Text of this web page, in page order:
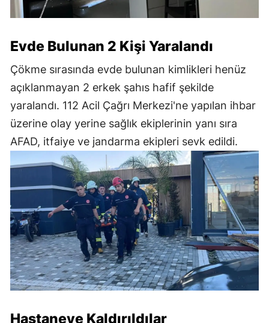
Evde Bulunan 2 Kişi Yaralandı
Çökme sırasında evde bulunan kimlikleri henüz
açıklanmayan 2 erkek şahıs hafif şekilde
yaralandı. 112 Acil Çağrı Merkezi'ne yapılan ihbar
üzerine olay yerine sağlık ekiplerinin yanı sıra
AFAD, itfaiye ve jandarma ekipleri sevk edildi.
Hastaneye Kaldırıldılar